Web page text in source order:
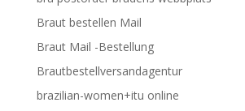
Braut bestellen Mail
Braut Mail -Bestellung
Brautbestellversandagentur
brazilian-women+itu online